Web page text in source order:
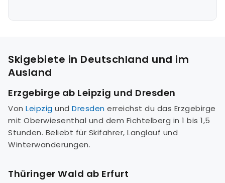
Skigebiete in Deutschland und im
Ausland
Erzgebirge ab Leipzig und Dresden
Von Leipzig und Dresden erreichst du das Erzgebirge
mit Oberwiesenthal und dem Fichtelberg in 1 bis 1,5
Stunden. Beliebt für Skifahrer, Langlauf und
Winterwanderungen.
Thüringer Wald ab Erfurt